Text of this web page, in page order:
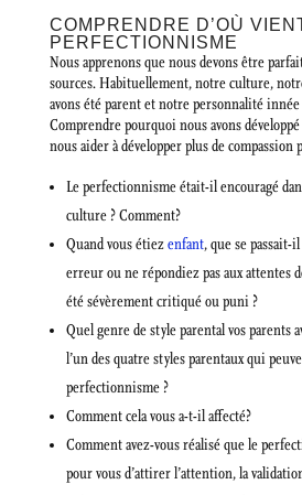
COMPRENDRE D’OÙ
PERFECTIONNISME
Nous apprenons que nous devons être
sources. Habituellement, notre culture,
avons été parent et notre personnalité
Comprendre pourquoi nous avons
nous aider à développer plus de compassion
Le perfectionnisme était-il encouragé
culture ? Comment?
Quand vous étiezenfant, que se passait-
erreur ou ne répondiez pas aux attentes
été sévèrement critiqué ou puni ?
Quel genre de style parental vos parents
l’un des quatre styles parentaux qui
perfectionnisme ?
Comment cela vous a-t-il affecté?
Comment avez-vous réalisé que le
pour vous d’attirer l’attention, la